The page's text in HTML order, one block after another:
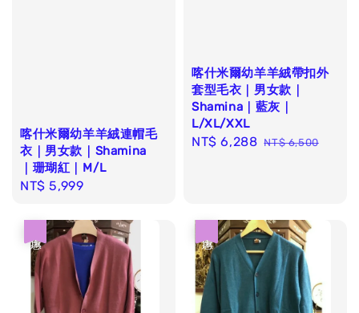
喀什米爾幼羊羊絨連帽毛
衣｜男女款｜Shamina
｜珊瑚紅｜M/L
Regular
NT$ 5,999
喀什米爾幼羊羊絨帶扣外
套型毛衣｜男女款｜
Shamina｜藍灰｜
L/XL/XXL
Sale
NT$ 6,288 Regular
NT$ 6,500